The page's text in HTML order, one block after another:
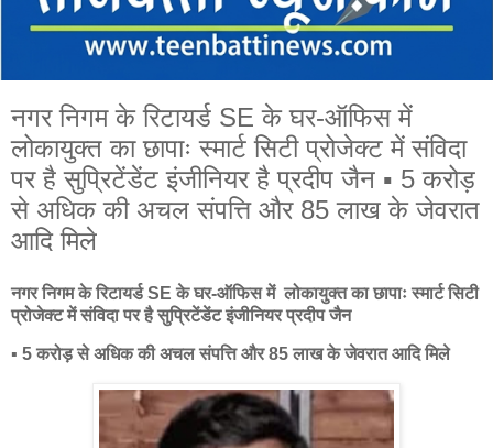
नगर निगम के रिटायर्ड SE के घर-ऑफिस में
लोकायुक्त का छापाः स्मार्ट सिटी प्रोजेक्ट में संविदा
पर है सुप्रिटेंडेंट इंजीनियर है प्रदीप जैन ▪️ 5 करोड़
से अधिक की अचल संपत्ति और 85 लाख के जेवरात
आदि मिले
नगर निगम के रिटायर्ड SE के घर-ऑफिस में लोकायुक्त का छापाः स्मार्ट सिटी
प्रोजेक्ट में संविदा पर है सुप्रिटेंडेंट इंजीनियर प्रदीप जैन
▪️ 5 करोड़ से अधिक की अचल संपत्ति और 85 लाख के जेवरात आदि मिले